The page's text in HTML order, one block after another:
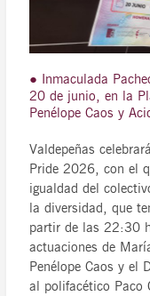
● Inmaculada
20 de junio, en la
Penélope Caos y
Valdepeñas
Pride 2026, con el
igualdad del
la diversidad, que
partir de las 22:30
actuaciones de
Penélope Caos y el
al polifacético Paco